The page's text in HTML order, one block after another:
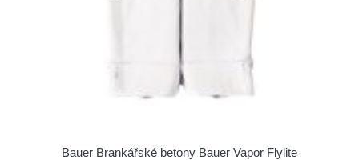
Bauer Brankářské betony Bauer Vapor Flylite